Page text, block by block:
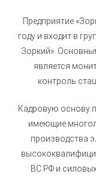
Предприятие
году и входит в
Зоркий».
является
контроль
Кадровую основу
имеющие
производства
ВС РФ и